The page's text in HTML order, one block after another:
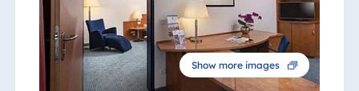
Show more images